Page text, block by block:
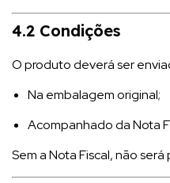
4.2 Condições
O produto deverá ser
Na embalagem original;
Acompanhado da Nota
Sem a Nota Fiscal, não